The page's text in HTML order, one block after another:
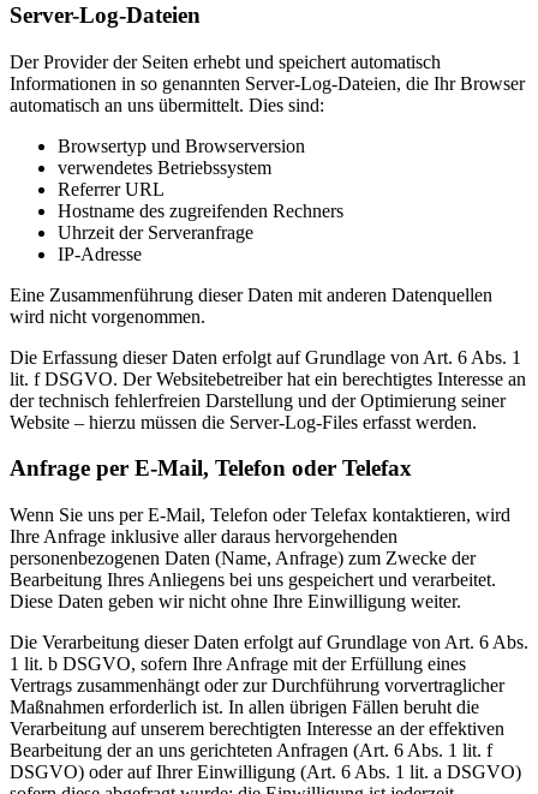
Server-Log-Dateien
Der Provider der Seiten erhebt und speichert automatisch
Informationen in so genannten Server-Log-Dateien, die Ihr Browser
automatisch an uns übermittelt. Dies sind:
Browsertyp und Browserversion
verwendetes Betriebssystem
Referrer URL
Hostname des zugreifenden Rechners
Uhrzeit der Serveranfrage
IP-Adresse
Eine Zusammenführung dieser Daten mit anderen Datenquellen
wird nicht vorgenommen.
Die Erfassung dieser Daten erfolgt auf Grundlage von Art. 6 Abs. 1
lit. f DSGVO. Der Websitebetreiber hat ein berechtigtes Interesse an
der technisch fehlerfreien Darstellung und der Optimierung seiner
Website – hierzu müssen die Server-Log-Files erfasst werden.
Anfrage per E-Mail, Telefon oder Telefax
Wenn Sie uns per E-Mail, Telefon oder Telefax kontaktieren, wird
Ihre Anfrage inklusive aller daraus hervorgehenden
personenbezogenen Daten (Name, Anfrage) zum Zwecke der
Bearbeitung Ihres Anliegens bei uns gespeichert und verarbeitet.
Diese Daten geben wir nicht ohne Ihre Einwilligung weiter.
Die Verarbeitung dieser Daten erfolgt auf Grundlage von Art. 6 Abs.
1 lit. b DSGVO, sofern Ihre Anfrage mit der Erfüllung eines
Vertrags zusammenhängt oder zur Durchführung vorvertraglicher
Maßnahmen erforderlich ist. In allen übrigen Fällen beruht die
Verarbeitung auf unserem berechtigten Interesse an der effektiven
Bearbeitung der an uns gerichteten Anfragen (Art. 6 Abs. 1 lit. f
DSGVO) oder auf Ihrer Einwilligung (Art. 6 Abs. 1 lit. a DSGVO)